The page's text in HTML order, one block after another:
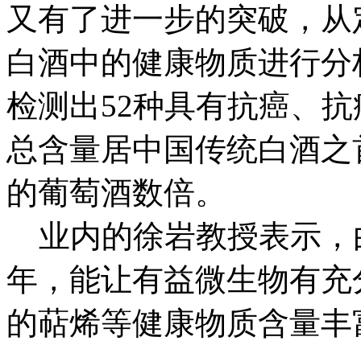
又有了进一步的突破，
白酒中的健康物质进行
检测出52种具有抗癌、
总含量居中国传统白酒
的葡萄酒数倍。
业内的徐岩教授表示，
年，能让有益微生物有
的萜烯等健康物质含量